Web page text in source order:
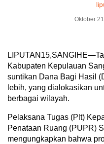
Oktober
Kabupaten Kepulauan
suntikan Dana Bagi Hasil
lebih, yang dialokasikan
berbagai wilayah.
Pelaksana Tugas (Plt)
Penataan Ruang (PUPR)
mengungkapkan bahwa